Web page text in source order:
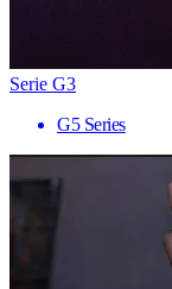
Serie G3
G5 Series